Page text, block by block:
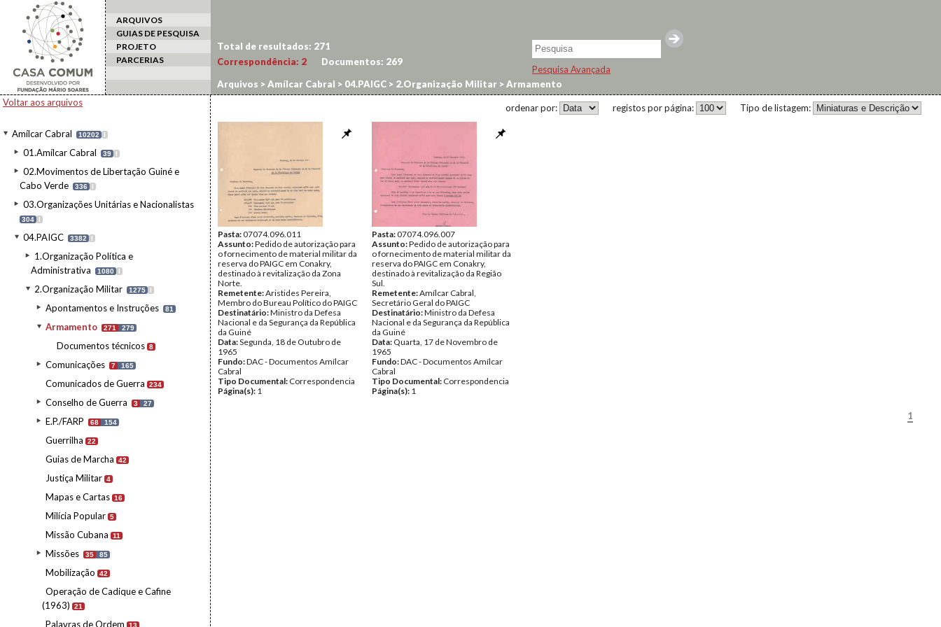
ARQUIVOS
GUIAS DE PESQUISA
PROJETO
PARCERIAS
Pesquisa Avançada
Voltar aos arquivos
Amílcar Cabral 10202 I
01.Amílcar Cabral 39 I
02.Movimentos de Libertação Guiné e
Cabo Verde
336 I
03.Organizações Unitárias e Nacionalistas
304 I
04.PAIGC 3382 I
1.Organização Política e
Administrativa
1080 I
2.Organização Militar 1275 I
Apontamentos e Instruções 81
Armamento 271 279
Documentos técnicos 8
Comunicações 7 165
Comunicados de Guerra 234
Conselho de Guerra 3 27
E.P./FARP 68 154
Guerrilha 22
Guias de Marcha 42
Justiça Militar 4
Mapas e Cartas 16
Milícia Popular 5
Missão Cubana 11
Missões 35 85
Mobilização 42
Operação de Cadique e Cafine
(1963)
21
Palavras de Ordem 13
Total de resultados: 271
Correspondência: 2 Documentos: 269
Arquivos >Amílcar Cabral > 04.PAIGC > 2.Organização Militar >Armamento
Tipo de listagem:
registos por página:
ordenar por:
Pasta:07074.096.011
Assunto:Pedido de autorização para
o fornecimento de material militar da
reserva do PAIGC em Conakry,
destinado à revitalização da Zona
Norte.
Remetente:Aristides Pereira,
Membro do Bureau Político do PAIGC
Destinatário:Ministro da Defesa
Nacional e da Segurança da República
da Guiné
Data:Segunda, 18 de Outubro de
1965
Fundo:DAC - Documentos Amílcar
Cabral
Tipo Documental: Correspondencia
Página(s): 1
Pasta:07074.096.007
Assunto:Pedido de autorização para
o fornecimento de material militar da
reserva do PAIGC em Conakry,
destinado à revitalização da Região
Sul.
Remetente:Amílcar Cabral,
Secretário Geral do PAIGC
Destinatário:Ministro da Defesa
Nacional e da Segurança da República
da Guiné
Data: Quarta, 17 de Novembro de
1965
Fundo:DAC - Documentos Amílcar
Cabral
Tipo Documental: Correspondencia
Página(s): 1
1